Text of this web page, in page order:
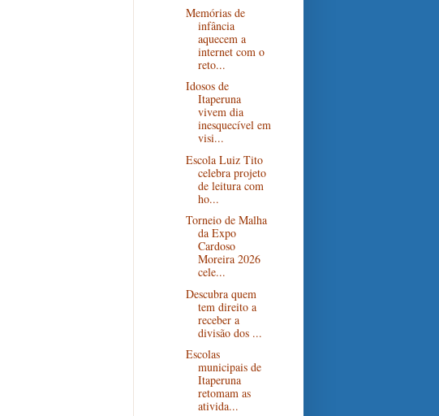
Memórias de
infância
aquecem a
internet com o
reto...
Idosos de
Itaperuna
vivem dia
inesquecível em
visi...
Escola Luiz Tito
celebra projeto
de leitura com
ho...
Torneio de Malha
da Expo
Cardoso
Moreira 2026
cele...
Descubra quem
tem direito a
receber a
divisão dos ...
Escolas
municipais de
Itaperuna
retomam as
ativida...